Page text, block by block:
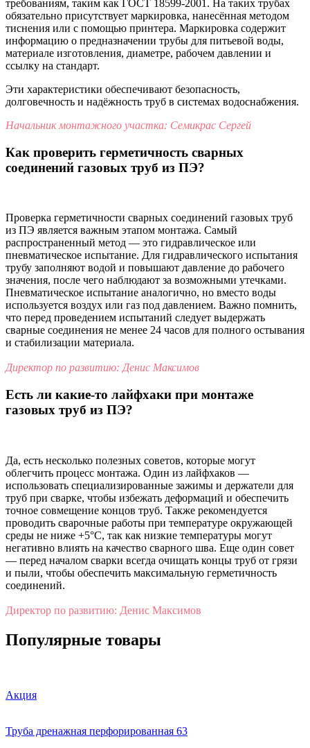
требованиям, таким как ГОСТ 18599-2001. На таких трубах
обязательно присутствует маркировка, нанесённая методом
тиснения или с помощью принтера. Маркировка содержит
информацию о предназначении трубы для питьевой воды,
материале изготовления, диаметре, рабочем давлении и
ссылку на стандарт.
Эти характеристики обеспечивают безопасность,
долговечность и надёжность труб в системах водоснабжения.
Начальник монтажного участка: Семикрас Сергей
Как проверить герметичность сварных
соединений газовых труб из ПЭ?
Проверка герметичности сварных соединений газовых труб
из ПЭ является важным этапом монтажа. Самый
распространенный метод — это гидравлическое или
пневматическое испытание. Для гидравлического испытания
трубу заполняют водой и повышают давление до рабочего
значения, после чего наблюдают за возможными утечками.
Пневматическое испытание аналогично, но вместо воды
используется воздух или газ под давлением. Важно помнить,
что перед проведением испытаний следует выдержать
сварные соединения не менее 24 часов для полного остывания
и стабилизации материала.
Директор по развитию: Денис Максимов
Есть ли какие-то лайфхаки при монтаже
газовых труб из ПЭ?
Да, есть несколько полезных советов, которые могут
облегчить процесс монтажа. Один из лайфхаков —
использовать специализированные зажимы и держатели для
труб при сварке, чтобы избежать деформаций и обеспечить
точное совмещение концов труб. Также рекомендуется
проводить сварочные работы при температуре окружающей
среды не ниже +5°C, так как низкие температуры могут
негативно влиять на качество сварного шва. Еще один совет
— перед началом сварки всегда очищать концы труб от грязи
и пыли, чтобы обеспечить максимальную герметичность
соединений.
Директор по развитию: Денис Максимов
Популярные товары
Акция
Труба дренажная перфорированная 63